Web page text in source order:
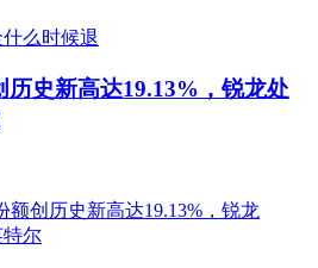
史新高达19.13%，锐龙处